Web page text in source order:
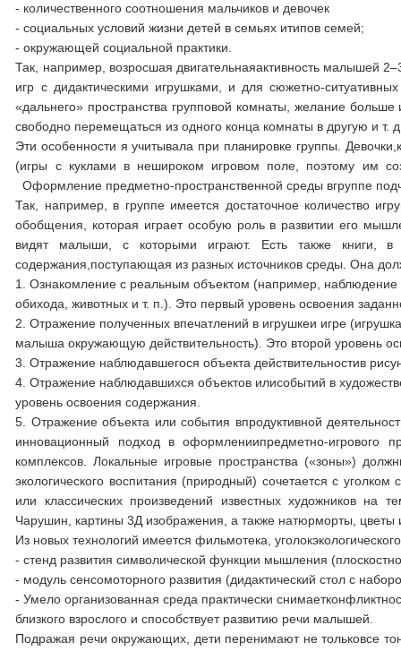
- количественного соотношения мальчиков и девочек
- социальных условий жизни детей в семьях итипов семей;
- окружающей социальной практики.
Так, например, возросшая двигательнаяактивность малышей
игр с дидактическими игрушками, и для сюжетно-
«дальнего» пространства групповой комнаты, желание
свободно перемещаться из одного конца комнаты в другую и т.
Эти особенности я учитывала при планировке группы.
(игры с куклами в нешироком игровом поле, поэтому им
Оформление предметно-пространственной среды вгруппе
Так, например, в группе имеется достаточное количество
обобщения, которая играет особую роль в развитии его
видят малыши, с которыми играют. Есть также книги, в
содержания,поступающая из разных источников среды. Она
1. Ознакомление с реальным объектом (например,
обихода, животных и т. п.). Это первый уровень освоения
2. Отражение полученных впечатлений в игрушкеи игре
малыша окружающую действительность). Это второй уровень
3. Отражение наблюдавшегося объекта действительностив
4. Отражение наблюдавшихся объектов илисобытий в
уровень освоения содержания.
5. Отражение объекта или события впродуктивной
инновационный подход в оформлениипредметно-игрового
комплексов. Локальные игровые пространства («зоны»)
экологического воспитания (природный) сочетается с
или классических произведений известных художников
Чарушин, картины 3Д изображения, а также натюрморты,
Из новых технологий имеется фильмотека,
- стенд развития символической функции мышления
- модуль сенсомоторного развития (дидактический стол с
- Умело организованная среда практически
близкого взрослого и способствует развитию речи малышей.
Подражая речи окружающих, дети перенимают не тольковсе